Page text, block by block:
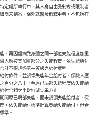
定處所執行中，其人身自由受剝奪或限制者
尚未到案、保外就醫及假釋中者，不包括在
，再因傷病致身體之同一部位失能程度加重
人應按其加重部分之失能程度，依失能給付
計不得超過第一等級之給付標準。
付條件，並請領失能年金給付者，保險人應
百分之八十，至原已局部失能程度依失能給
付金額之半數扣減完畢為止。
間原已局部失能，而未請領失能給付者，保
，依失能給付標準計算發給失能給付。但合
準。